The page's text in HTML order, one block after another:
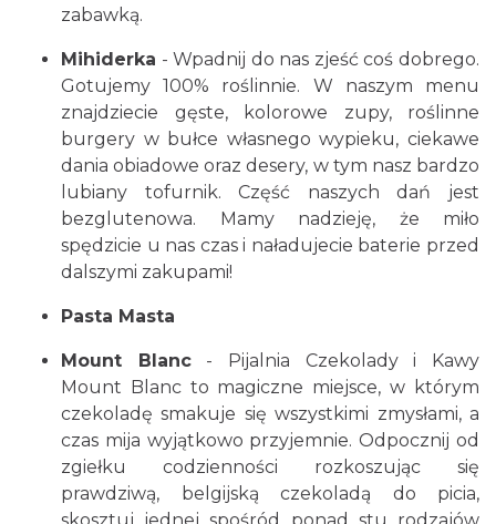
zabawką.
Mihiderka - Wpadnij do nas zjeść coś dobrego.
Gotujemy 100% roślinnie. W naszym menu
znajdziecie gęste, kolorowe zupy, roślinne
burgery w bułce własnego wypieku, ciekawe
dania obiadowe oraz desery, w tym nasz bardzo
lubiany tofurnik. Część naszych dań jest
bezglutenowa. Mamy nadzieję, że miło
spędzicie u nas czas i naładujecie baterie przed
dalszymi zakupami!
Pasta Masta
Mount Blanc- Pijalnia Czekolady i Kawy
Mount Blanc to magiczne miejsce, w którym
czekoladę smakuje się wszystkimi zmysłami, a
czas mija wyjątkowo przyjemnie. Odpocznij od
zgiełku codzienności rozkoszując się
prawdziwą, belgijską czekoladą do picia,